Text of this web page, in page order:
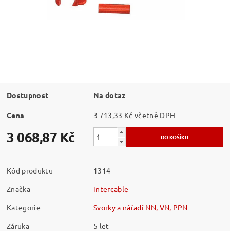
Dostupnost Na dotaz
Cena 3 713,33 Kč včetně DPH
3 068,87 Kč
Kód produktu
1314
Značka
intercable
Kategorie
Svorky a nářadí NN, VN, PPN
Záruka
5 let